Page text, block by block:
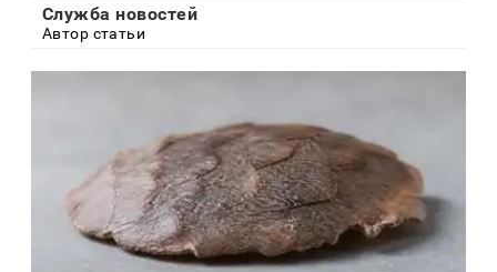
Служба новостей
Автор статьи